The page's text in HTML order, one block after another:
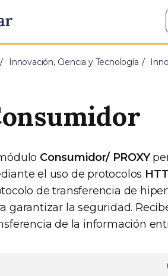
Innovación, Ciencia y Tecnología
Consumidor/ PROXY
el uso de protocolos
de transferencia de
garantizar la seguridad.
de la información